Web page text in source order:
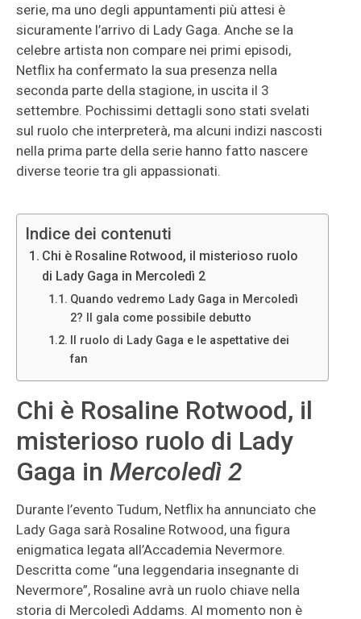
serie, ma uno degli appuntamenti più attesi è
sicuramente l’arrivo di Lady Gaga. Anche se la
celebre artista non compare nei primi episodi,
Netflix ha confermato la sua presenza nella
seconda parte della stagione, in uscita il 3
settembre. Pochissimi dettagli sono stati svelati
sul ruolo che interpreterà, ma alcuni indizi nascosti
nella prima parte della serie hanno fatto nascere
diverse teorie tra gli appassionati.
Indice dei contenuti
Chi è Rosaline Rotwood, il misterioso ruolo
di Lady Gaga in Mercoledì 2
Quando vedremo Lady Gaga in Mercoledì
2? Il gala come possibile debutto
Il ruolo di Lady Gaga e le aspettative dei
fan
Chi è Rosaline Rotwood, il
misterioso ruolo di Lady
Gaga in Mercoledì 2
Durante l’evento Tudum, Netflix ha annunciato che
Lady Gaga sarà Rosaline Rotwood, una figura
enigmatica legata all’Accademia Nevermore.
Descritta come “una leggendaria insegnante di
Nevermore”, Rosaline avrà un ruolo chiave nella
storia di Mercoledì Addams. Al momento non è